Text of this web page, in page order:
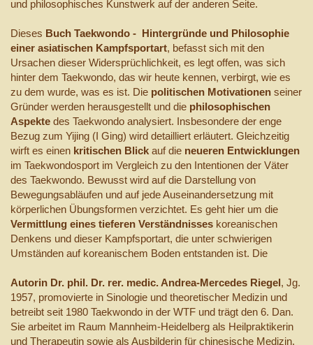
und philosophisches Kunstwerk auf der anderen Seite.
Dieses Buch Taekwondo - Hintergründe und Philosophie
einer asiatischen Kampfsportart, befasst sich mit den
Ursachen dieser Widersprüchlichkeit, es legt offen, was sich
hinter dem Taekwondo, das wir heute kennen, verbirgt, wie es
zu dem wurde, was es ist. Die politischen Motivationen seiner
Gründer werden herausgestellt und die philosophischen
Aspekte des Taekwondo analysiert. Insbesondere der enge
Bezug zum Yijing (I Ging) wird detailliert erläutert. Gleichzeitig
wirft es einen kritischen Blick auf die neueren Entwicklungen
im Taekwondosport im Vergleich zu den Intentionen der Väter
des Taekwondo. Bewusst wird auf die Darstellung von
Bewegungsabläufen und auf jede Auseinandersetzung mit
körperlichen Übungsformen verzichtet. Es geht hier um die
Vermittlung eines tieferen Verständnisses koreanischen
Denkens und dieser Kampfsportart, die unter schwierigen
Umständen auf koreanischem Boden entstanden ist. Die
Autorin Dr. phil. Dr. rer. medic. Andrea-Mercedes Riegel, Jg.
1957, promovierte in Sinologie und theoretischer Medizin und
betreibt seit 1980 Taekwondo in der WTF und trägt den 6. Dan.
Sie arbeitet im Raum Mannheim-Heidelberg als Heilpraktikerin
und Therapeutin sowie als Ausbilderin für chinesische Medizin.